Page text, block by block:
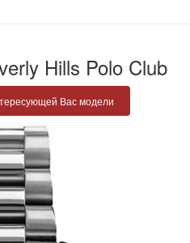
Hills Polo Club
Вас модели